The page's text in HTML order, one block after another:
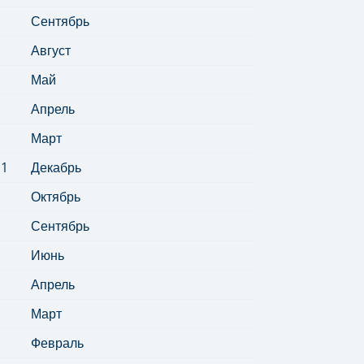
Сентябрь
Август
Май
Апрель
Март
Декабрь
Октябрь
Сентябрь
Июнь
Апрель
Март
Февраль